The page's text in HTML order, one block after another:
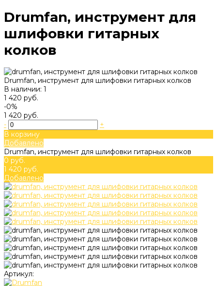
Drumfan, инструмент для
шлифовки гитарных
колков
Drumfan, инструмент для шлифовки гитарных колков
В наличии: 1
1 420 руб.
-0%
1 420 руб.
-
+
В корзину
Добавлено
Drumfan, инструмент для шлифовки гитарных колков
0 руб.
1 420 руб.
Добавлено
Артикул: